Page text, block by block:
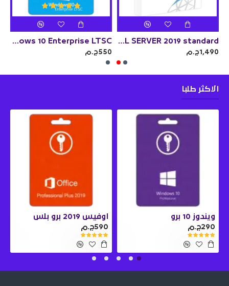
SQL SERVER 2019 standard
1,490ج.م
Windows 10 Enterprise LTSC
550ج.م
الاكثر طلبا
ويندوز 10 برو
290ج.م
اوفيس 2019 برو بلس
590ج.م